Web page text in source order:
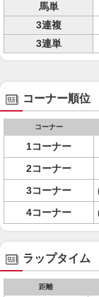
馬単
3連複
3連単
コーナー順位
コーナー
1コーナー
2コーナー
3コーナー
4コーナー
ラップタイム
距離